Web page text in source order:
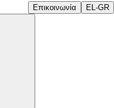
Επικοινωνία EL-GR